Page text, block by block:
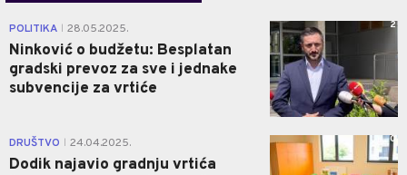
POLITIKA 28.05.2025.
Ninković o budžetu: Besplatan
gradski prevoz za sve i jednake
subvencije za vrtiće
2
DRUŠTVO 24.04.2025.
Dodik najavio gradnju vrtića
0